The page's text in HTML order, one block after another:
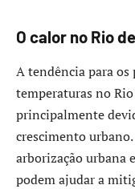
O calor no Rio
A tendência para os
temperaturas no
principalmente
crescimento
arborização urbana
podem ajudar a